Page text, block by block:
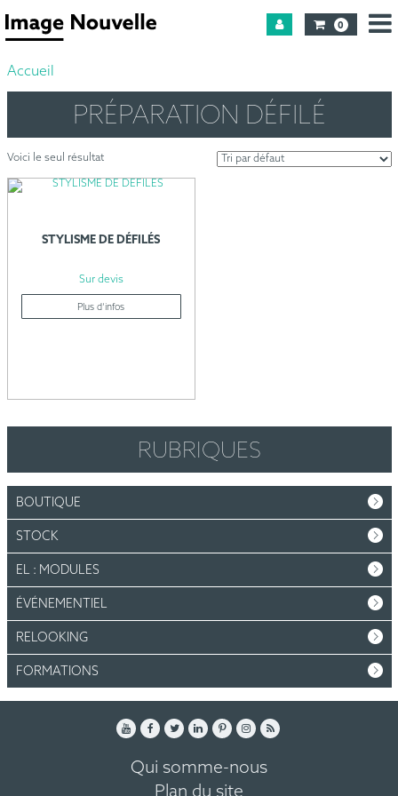
0
Accueil
PRÉPARATION DÉFILÉ
Voici le seul résultat
STYLISME DE DÉFILÉS
Sur devis
Plus d’infos
RUBRIQUES
BOUTIQUE
STOCK
EL : MODULES
ÉVÉNEMENTIEL
RELOOKING
FORMATIONS
Qui somme-nous
Plan du site